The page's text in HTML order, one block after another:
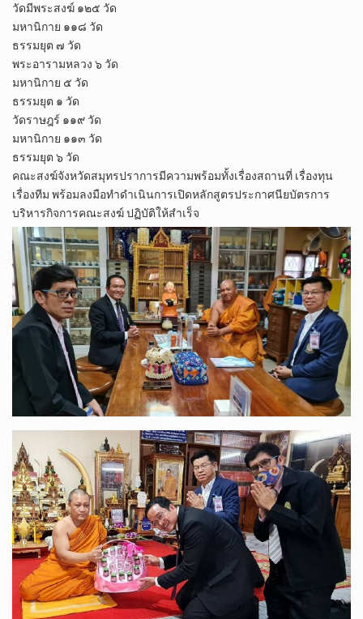
วัดมีพระสงฆ์ ๑๒๕ วัด
มหานิกาย ๑๑๘ วัด
ธรรมยุต ๗ วัด
พระอารามหลวง ๖ วัด
มหานิกาย ๕ วัด
ธรรมยุต ๑ วัด
วัดราษฎร์ ๑๑๙ วัด
มหานิกาย ๑๑๓ วัด
ธรรมยุต ๖ วัด
คณะสงฆ์จังหวัดสมุทรปราการมีความพร้อมทั้งเรื่องสถานที่ เรื่องทุน
เรื่องทีม พร้อมลงมือทำดำเนินการเปิดหลักสูตรประกาศนียบัตรการ
บริหารกิจการคณะสงฆ์ ปฏิบัติให้สำเร็จ